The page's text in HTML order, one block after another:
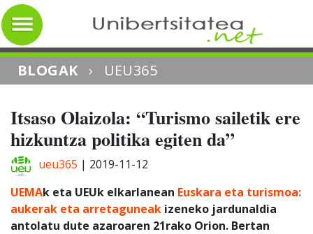
BLOGAK › UEU365
Itsaso Olaizola: “Turismo sailetik ere
hizkuntza politika egiten da”
ueu365 | 2019-11-12
UEMAk eta UEUk elkarlanean Euskara eta turismoa:
aukerak eta arretaguneak izeneko jardunaldia
antolatu dute azaroaren 21rako Orion. Bertan